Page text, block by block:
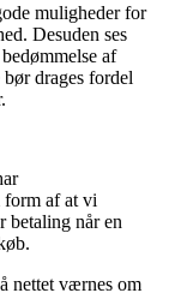
muligheder for
Desuden ses
af
drages fordel
form af at vi
betaling når en
nettet værnes om